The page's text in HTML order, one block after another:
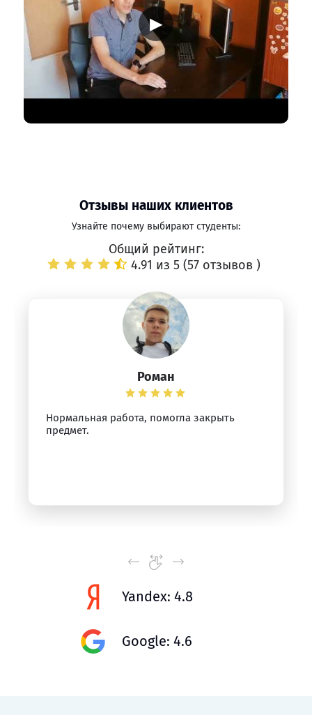
▶
Отзывы наших клиентов
Узнайте почему выбирают студенты:
Общий рейтинг:
4.91 из 5 (57 отзывов )
Роман
Нормальная работа, помогла закрыть
предмет.
Yandex: 4.8
Google: 4.6